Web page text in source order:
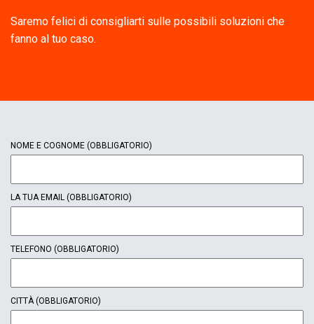
Saremo felici di consigliarti sulle possibili soluzioni che
fanno al tuo caso.
NOME E COGNOME (OBBLIGATORIO)
LA TUA EMAIL (OBBLIGATORIO)
TELEFONO (OBBLIGATORIO)
CITTÀ (OBBLIGATORIO)